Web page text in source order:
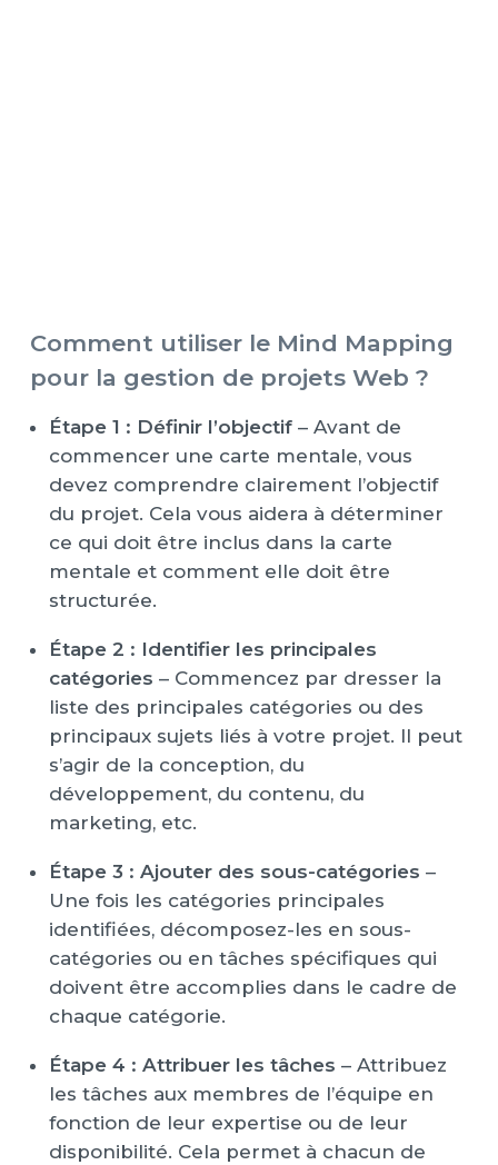
Comment utiliser le Mind Mapping
pour la gestion de projets Web ?
Étape 1 : Définir l’objectif – Avant de
commencer une carte mentale, vous
devez comprendre clairement l’objectif
du projet. Cela vous aidera à déterminer
ce qui doit être inclus dans la carte
mentale et comment elle doit être
structurée.
Étape 2 : Identifier les principales
catégories – Commencez par dresser la
liste des principales catégories ou des
principaux sujets liés à votre projet. Il peut
s’agir de la conception, du
développement, du contenu, du
marketing, etc.
Étape 3 : Ajouter des sous-catégories –
Une fois les catégories principales
identifiées, décomposez-les en sous-
catégories ou en tâches spécifiques qui
doivent être accomplies dans le cadre de
chaque catégorie.
Étape 4 : Attribuer les tâches – Attribuez
les tâches aux membres de l’équipe en
fonction de leur expertise ou de leur
disponibilité. Cela permet à chacun de